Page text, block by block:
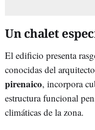
Un chalet
El edificio presenta
conocidas del
pirenaico, incorpora
estructura funcional
climáticas de la zona.